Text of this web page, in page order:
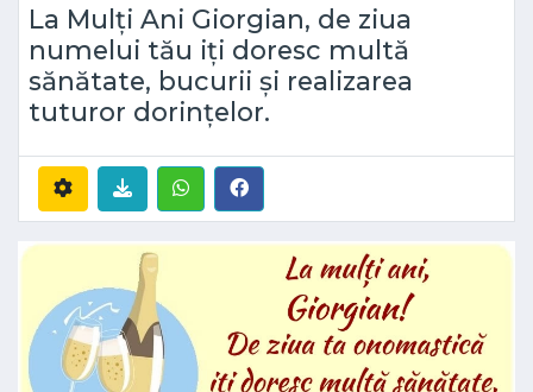
La Mulți Ani Giorgian, de ziua
numelui tău iți doresc multă
sănătate, bucurii și realizarea
tuturor dorințelor.